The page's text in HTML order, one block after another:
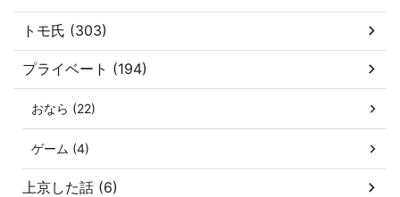
トモ氏 (303)
プライベート (194)
おなら (22)
ゲーム (4)
上京した話 (6)